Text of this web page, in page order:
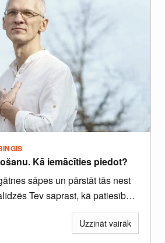
Kā iemācīties piedot?
sāpes un pārstāt tās nest
Tev saprast, kā patiesībā
Uzzināt vairāk